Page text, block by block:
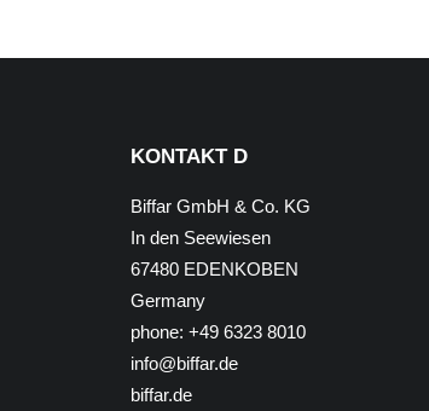
KONTAKT D
Biffar GmbH & Co. KG
In den Seewiesen
67480 EDENKOBEN
Germany
phone: +49 6323 8010
info@biffar.de
biffar.de